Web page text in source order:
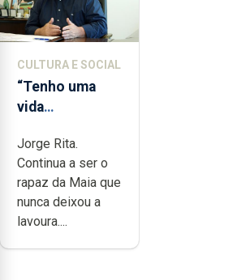
CULTURA E SOCIAL
“Tenho uma
vida
cheia de
trabalho,
dedicação,
gosto e muita
paixão”
Jorge Rita.
Continua a ser o
rapaz da Maia que
nunca deixou a
lavoura....